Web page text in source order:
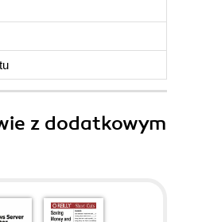
z dodatkowym